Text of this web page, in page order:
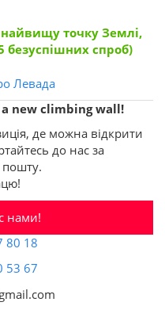
точку Землі,
безуспішних спроб)
Левада
new climbing wall!
де можна відкрити
до нас за
нами!
80 18
53 67